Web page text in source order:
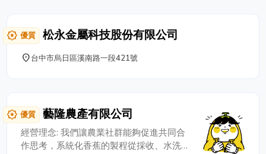
award_star 優質 松永金屬科技股份有限公司
place台中市烏日區溪南路一段421號
award_star 優質 藝隆農產有限公司
經營理念: 我們讓農業社群能夠促進共同合
作思考，系統化香蕉的製程從採收、水洗、